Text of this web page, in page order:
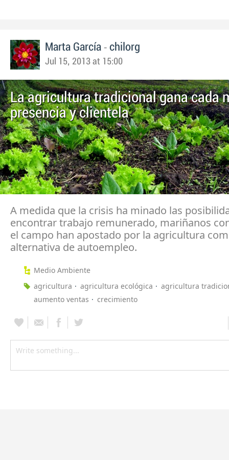
Marta García - chilorg
Jul 15, 2013 at 15:00
La agricultura tradicional gana cada
presencia y clientela
A medida que la crisis ha minado las
encontrar trabajo remunerado, mariñanos
el campo han apostado por la agricultura
alternativa de autoempleo.
Medio Ambiente
agricultura
agricultura ecológica
agricultura
aumento ventas
crecimiento